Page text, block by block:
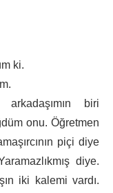
ki.
biri
onu. Öğretmen
piçi diye
diye.
iki kalemi vardı.